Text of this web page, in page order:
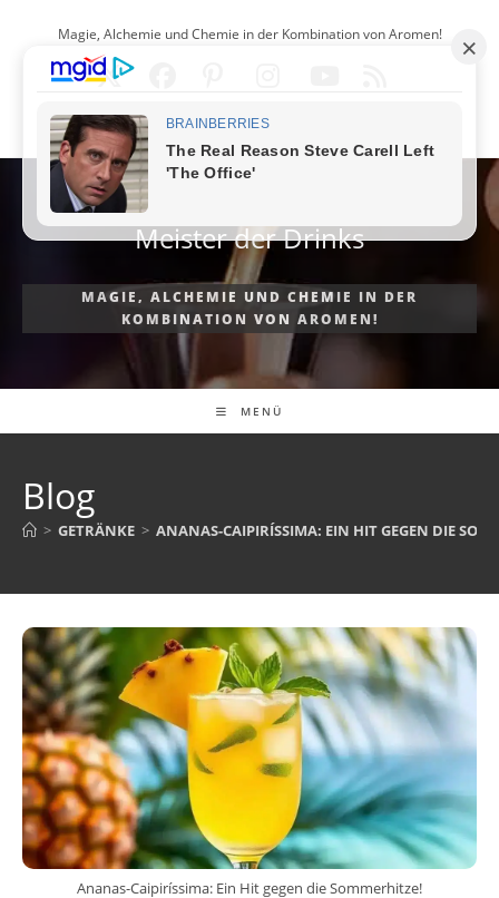
springen
Magie, Alchemie und Chemie in der Kombination von Aromen!
DEUTSCH
Meister der Drinks
MAGIE, ALCHEMIE UND CHEMIE IN DER
KOMBINATION VON AROMEN!
MENÜ
Blog
> GETRÄNKE > ANANAS-CAIPIRÍSSIMA: EIN HIT GEGEN DIE
Ananas-Caipiríssima: Ein Hit gegen die Sommerhitze!